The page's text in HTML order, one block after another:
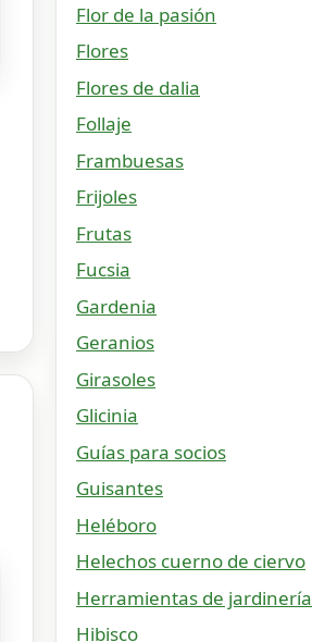
Flor de la pasión
Flores
Flores de dalia
Follaje
Frambuesas
Frijoles
Frutas
Fucsia
Gardenia
Geranios
Girasoles
Glicinia
Guías para socios
Guisantes
Heléboro
Helechos cuerno de ciervo
Herramientas de jardinería
Hibisco